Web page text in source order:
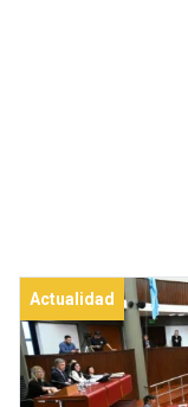
Actualidad